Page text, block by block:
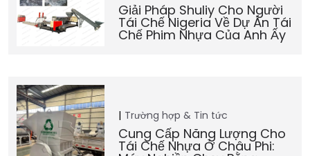
Giải Pháp Shuliy Cho Người
Tái Chế Nigeria Về Dự Án Tái
Chế Phim Nhựa Của Anh Ấy
Trường hợp & Tin tức
Cung Cấp Năng Lượng Cho
Tái Chế Nhựa Ở Châu Phi: